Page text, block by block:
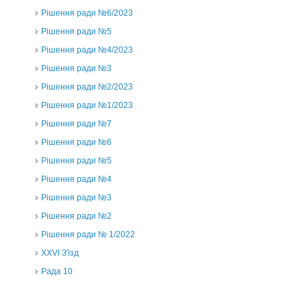
Рішення ради №6/2023
Рішення ради №5
Рішення ради №4/2023
Рішення ради №3
Рішення ради №2/2023
Рішення ради №1/2023
Рішення ради №7
Рішення ради №6
Рішення ради №5
Рішення ради №4
Рішення ради №3
Рішення ради №2
Рішення ради № 1/2022
XXVI З'їзд
Рада 10